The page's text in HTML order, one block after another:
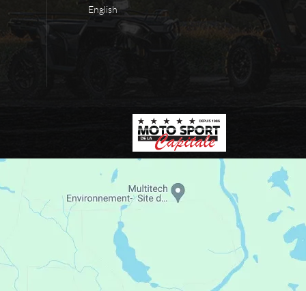
English